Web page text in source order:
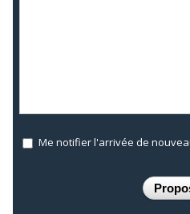
Me notifier l'arrivée de